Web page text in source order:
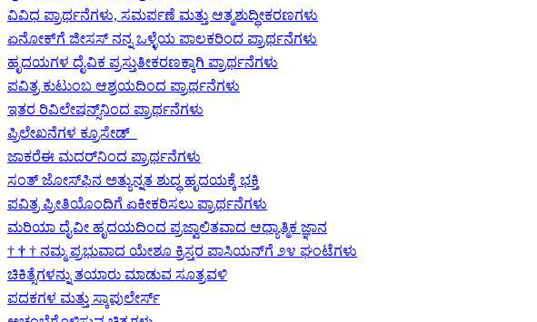
ವಿವಿಧ ಪ್ರಾರ್ಥನೆಗಳು, ಸಮರ್ಪಣೆ ಮತ್ತು ಆತ್ಮಶುದ್ಧೀಕರಣಗಳು
ಏನೋಕ್‍ಗೆ ಜೀಸಸ್ ನನ್ನ ಒಳ್ಳೆಯ ಪಾಲಕರಿಂದ ಪ್ರಾರ್ಥನೆಗಳು
ಹೃದಯಗಳ ದೈವಿಕ ಪ್ರಸ್ತುತೀಕರಣಕ್ಕಾಗಿ ಪ್ರಾರ್ಥನೆಗಳು
ಪವಿತ್ರ ಕುಟುಂಬ ಆಶ್ರಯದಿಂದ ಪ್ರಾರ್ಥನೆಗಳು
ಇತರ ರಿವಿಲೇಷನ್ಸ್‌ನಿಂದ ಪ್ರಾರ್ಥನೆಗಳು
ಪ್ರಿಲೇಖನೆಗಳ ಕ್ರೂಸೇಡ್
ಜಾಕರೆಈ ಮದರ್‌ನಿಂದ ಪ್ರಾರ್ಥನೆಗಳು
ಸಂತ್ ಜೋಸ್‌ಫಿನ ಅತ್ಯುನ್ನತ ಶುದ್ಧ ಹೃದಯಕ್ಕೆ ಭಕ್ತಿ
ಪವಿತ್ರ ಪ್ರೀತಿಯೊಂದಿಗೆ ಏಕೀಕರಿಸಲು ಪ್ರಾರ್ಥನೆಗಳು
ಮರಿಯಾ ದೈವೀ ಹೃದಯದಿಂದ ಪ್ರಜ್ವಾಲಿತವಾದ ಆಧ್ಯಾತ್ಮಿಕ ಜ್ಞಾನ
† † † ನಮ್ಮ ಪ್ರಭುವಾದ ಯೇಶೂ ಕ್ರಿಸ್ತರ ಪಾಸಿಯನ್‌ಗೆ ೨೪ ಘಂಟೆಗಳು
ಚಿಕಿತ್ಸೆಗಳನ್ನು ತಯಾರು ಮಾಡುವ ಸೂತ್ರವಳಿ
ಪದಕಗಳ ಮತ್ತು ಸ್ಕಾಪುಲೇರ್ಸ್